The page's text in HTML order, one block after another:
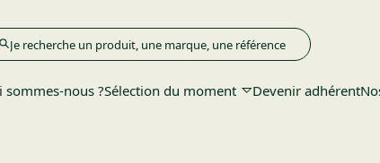
sommes-nous ?Sélection du moment Devenir adhérent